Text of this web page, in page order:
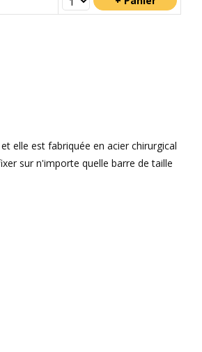
elle est fabriquée en acier chirurgical
sur n'importe quelle barre de taille